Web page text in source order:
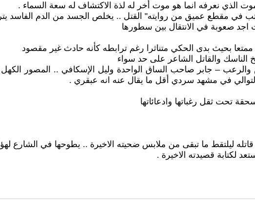
الذي نعرفه انما هو موت أخر له لذة الاكتشاف له سعة السماء .
في مقطع عميق من روايته" القتل .. يخلص الجسد من الدم الفاسد
اجد صعوبة في الانتقال بين سطورها
ممتعا بحيث بدى الحكي متناثرا رغم ترابطه كأنه حادث غير مقصود
والقاتل الشاعر على حد سواء
– جابر صاحب الساق الواحدة وليل الإسكافي .. المصور الكهل
في مشهد سردي أقل ما يقال عنه انه عبقري .
تحت ثقل رغباتها وادعائاتها
قاتله ليلتقط ما تبقى من ملابس ضحيته الاخيرة .. يطوحها في الشارع
لكتابة قصيدته الاخيرة .